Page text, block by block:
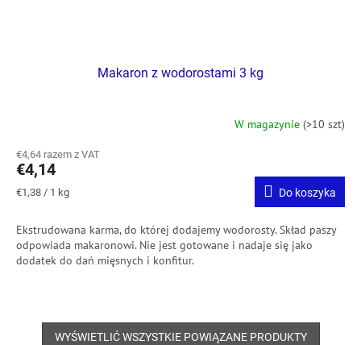
Makaron z wodorostami 3 kg
W magazynie (>10 szt)
€4,64 razem z VAT
€4,14
Cena
€1,38 / 1 kg Do koszyka
Ekstrudowana karma, do której dodajemy wodorosty. Skład paszy
odpowiada makaronowi. Nie jest gotowane i nadaje się jako
dodatek do dań mięsnych i konfitur.
WYŚWIETLIĆ WSZYSTKIE POWIĄZANE PRODUKTY